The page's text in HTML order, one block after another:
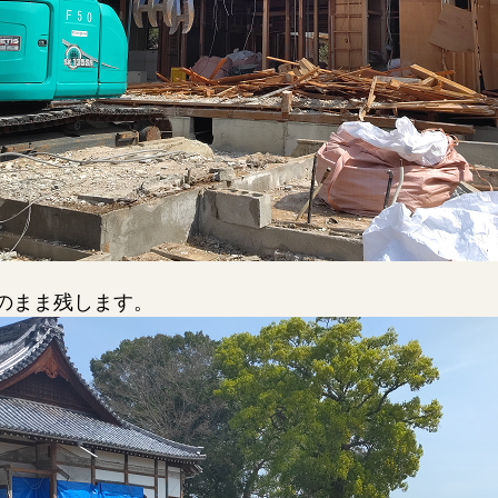
まま残します。